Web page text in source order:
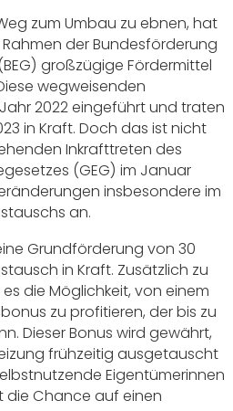
zum Umbau zu ebnen, hat
der Bundesförderung
großzügige Fördermittel
wegweisenden
2022 eingeführt und traten
in Kraft. Doch das ist nicht
Inkrafttreten des
(GEG) im Januar
insbesondere im
an.
Grundförderung von 30
in Kraft. Zusätzlich zu
die Möglichkeit, von einem
zu profitieren, der bis zu
Dieser Bonus wird gewährt,
frühzeitig ausgetauscht
Eigentümerinnen
die Chance auf einen